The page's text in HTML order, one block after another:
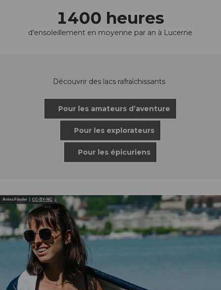
1400 heures
d'ensoleillement en moyenne par an à Lucerne
Découvrir des lacs rafraîchissants
Pour les amateurs d’aventure
Pour les explorateurs
Pour les épicuriens
Anina Fässler | CC-BY-NC